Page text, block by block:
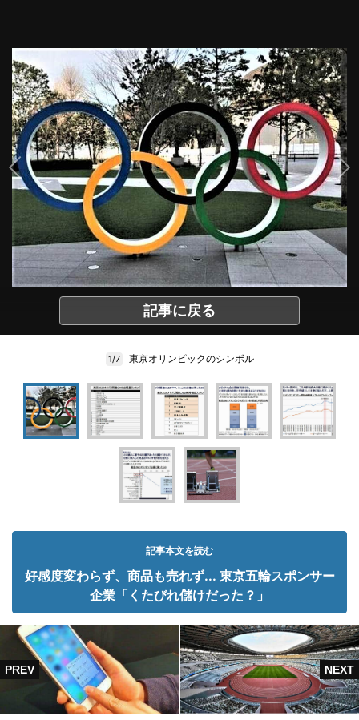
記事に戻る
1/7 東京オリンピックのシンボル
記事本文を読む
好感度変わらず、商品も売れず... 東京五輪スポンサー
企業「くたびれ儲けだった？」